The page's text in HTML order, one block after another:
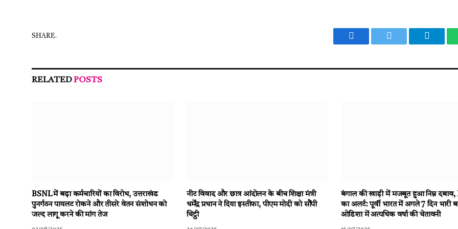
SHARE.
FacebookTwitter
RELATEDPOSTS
BSNL में बढ़ा कर्मचारियों का विरोध, उत्तराखंड
पुनर्गठन पायलट रोकने और तीसरे वेतन संशोधन को
जल्द लागू करने की मांग तेज
नीट विवाद और छात्र आंदोलन के बीच शिक्षा मंत्री
धर्मेंद्र प्रधान ने दिया इस्तीफा, पीएम मोदी को सौंपी
चिट्ठी
बंगाल की खाड़ी में मजबूत हुआ निम्न
का अलर्ट: पूर्वी भारत में अगले 7 दिन भारी
ओडिशा में अत्यधिक वर्षा की चेतावनी